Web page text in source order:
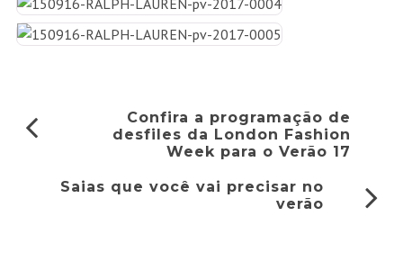
Confira a programação de
desfiles da London Fashion
Week para o Verão 17
Saias que você vai precisar no
verão